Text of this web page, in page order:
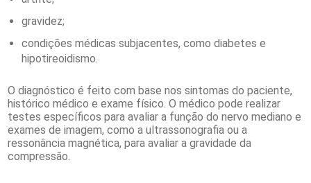
gravidez;
condições médicas subjacentes, como diabetes e
hipotireoidismo.
O diagnóstico é feito com base nos sintomas do paciente,
histórico médico e exame físico. O médico pode realizar
testes específicos para avaliar a função do nervo mediano e
exames de imagem, como a ultrassonografia ou a
ressonância magnética, para avaliar a gravidade da
compressão.